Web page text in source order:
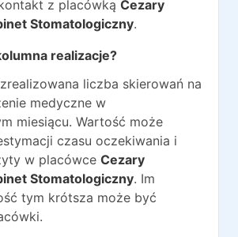
z placówką Cezary
Stomatologiczny.
realizacje?
liczba skierowań na
medyczne w
miesiącu. Wartość może
czasu oczekiwania i
w placówce Cezary
Stomatologiczny. Im
tym krótsza może być